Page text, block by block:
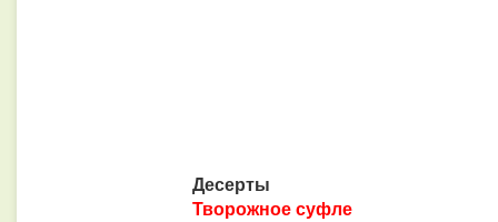
Десерты
Творожное суфле